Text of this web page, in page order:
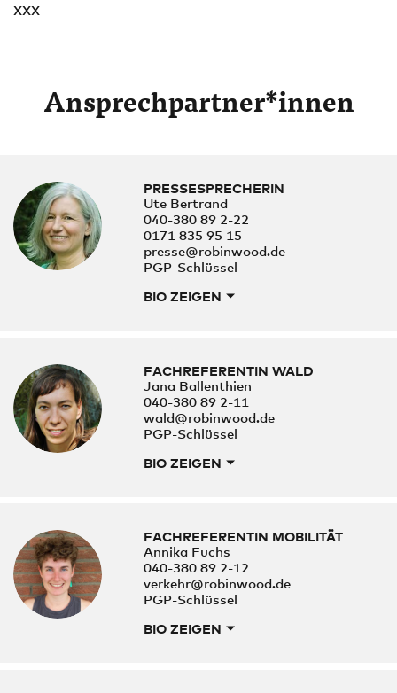
XXX
Ansprechpartner*innen
PRESSESPRECHERIN
Ute Bertrand
040-380 89 2-22
0171 835 95 15
presse@robinwood.de
PGP-Schlüssel
BIO ZEIGEN
FACHREFERENTIN WALD
Jana Ballenthien
040-380 89 2-11
wald@robinwood.de
PGP-Schlüssel
BIO ZEIGEN
FACHREFERENTIN MOBILITÄT
Annika Fuchs
040-380 89 2-12
verkehr@robinwood.de
PGP-Schlüssel
BIO ZEIGEN